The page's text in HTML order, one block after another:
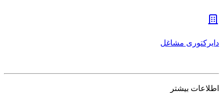
دایرکتوری مشاغل
اطلاعات بیشتر